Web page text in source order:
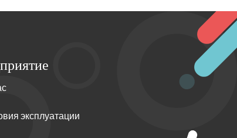
эксплуатации